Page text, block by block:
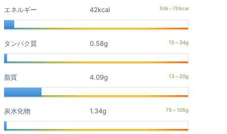
エネルギー
42kcal
タンパク質 0.58g
脂質 4.09g
炭水化物 1.34g